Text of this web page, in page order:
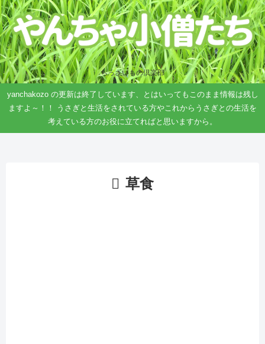
ちっさいもの倶楽部
yanchakozo の更新は終了しています、とはいってもこのまま情報は残し
ますよ～！！ うさぎと生活をされている方やこれからうさぎとの生活を
考えている方のお役に立てればと思いますから。
草食